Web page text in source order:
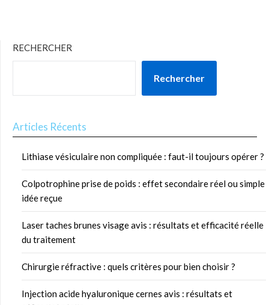
RECHERCHER
Rechercher
Articles Récents
Lithiase vésiculaire non compliquée : faut-il toujours opérer ?
Colpotrophine prise de poids : effet secondaire réel ou simple
idée reçue
Laser taches brunes visage avis : résultats et efficacité réelle
du traitement
Chirurgie réfractive : quels critères pour bien choisir ?
Injection acide hyaluronique cernes avis : résultats et